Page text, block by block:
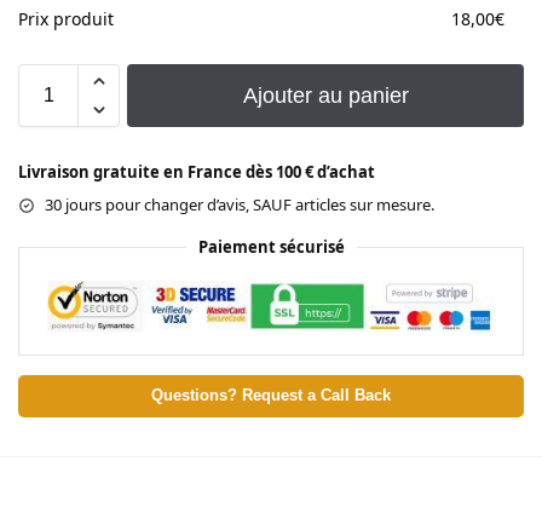
Prix produit 18,00€
Ajouter au panier
Livraison gratuite en France dès 100 € d’achat
30 jours pour changer d’avis, SAUF articles sur mesure.
Paiement sécurisé
Questions? Request a Call Back